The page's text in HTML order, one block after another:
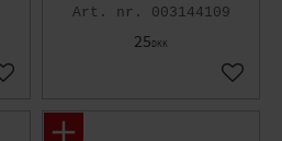
Gem som favorit
003144109
25DKK
Gem